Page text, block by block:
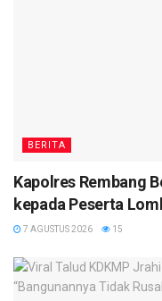
BERITA
Kapolres Rembang
kepada Peserta
7 AGUSTUS 2026 15